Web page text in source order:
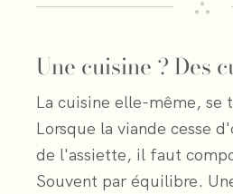
Une cuisine ? Des
La cuisine elle-même, se
Lorsque la viande cesse
de l'assiette, il faut
Souvent par équilibre.